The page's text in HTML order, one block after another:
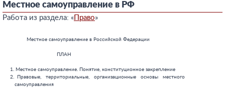
Местное самоуправление в РФ
Работа из раздела: « Право»